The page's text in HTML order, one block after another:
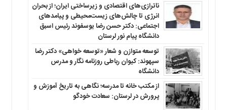
ناترازی‌های اقتصادی و زیرساختی ایران؛ از بحران
انرژی تا چالش‌های زیست‌محیطی و پیامدهای
اجتماعی: دکتر حسن رضا یوسفوند رئیس اسبق
دانشگاه پیام نور لرستان
توسعه متوازن و شعار «توسعه خواهی» دکتر رضا
سپهوند: کیوان رباطی روزنامه نگار و مدرس
دانشگاه
از مکتب خانه تا مدرسه؛ نگاهی به تاریخ آموزش و
پرورش در لرستان: سعادت خودگو